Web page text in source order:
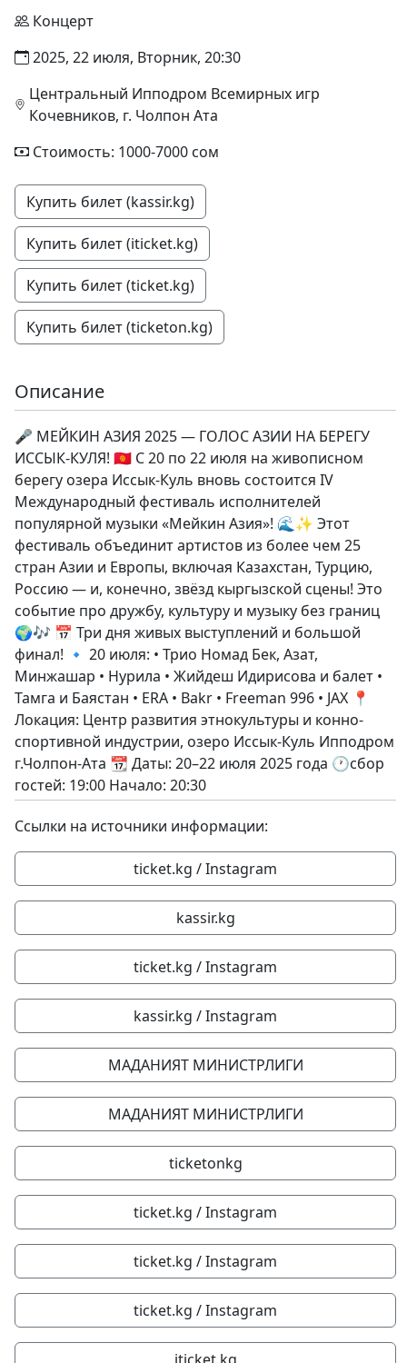
Концерт
2025, 22 июля, Вторник, 20:30
Центральный Ипподром Всемирных игр
Кочевников, г. Чолпон Ата
Стоимость: 1000-7000 сом
Купить билет (kassir.kg)
Купить билет (iticket.kg)
Купить билет (ticket.kg)
Купить билет (ticketon.kg)
Описание
🎤 МЕЙКИН АЗИЯ 2025 — ГОЛОС АЗИИ НА БЕРЕГУ
ИССЫК-КУЛЯ! 🇰🇬 С 20 по 22 июля на живописном
берегу озера Иссык-Куль вновь состоится IV
Международный фестиваль исполнителей
популярной музыки «Мейкин Азия»! 🌊✨ Этот
фестиваль объединит артистов из более чем 25
стран Азии и Европы, включая Казахстан, Турцию,
Россию — и, конечно, звёзд кыргызской сцены! Это
событие про дружбу, культуру и музыку без границ
🌍🎶 📅 Три дня живых выступлений и большой
финал! 🔹 20 июля: • Трио Номад Бек, Азат,
Минжашар • Нурила • Жийдеш Идирисова и балет •
Тамга и Баястан • ERA • Bakr • Freeman 996 • JAX 📍
Локация: Центр развития этнокультуры и конно-
спортивной индустрии, озеро Иссык-Куль Ипподром
г.Чолпон-Ата 📆 Даты: 20–22 июля 2025 года 🕐сбор
гостей: 19:00 Начало: 20:30
Ссылки на источники информации:
ticket.kg / Instagram
kassir.kg
ticket.kg / Instagram
kassir.kg / Instagram
МАДАНИЯТ МИНИСТРЛИГИ
МАДАНИЯТ МИНИСТРЛИГИ
ticketonkg
ticket.kg / Instagram
ticket.kg / Instagram
ticket.kg / Instagram